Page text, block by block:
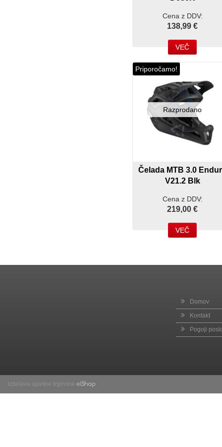
Cena z DDV:
138,99 €
VEČ
Razprodano
Priporočamo!
Čelada MTB 3.0
V21.2 Blk
Cena z DDV:
219,00 €
VEČ
Domov
Kontakt
Pogoji
Izdelava spletne trgovine